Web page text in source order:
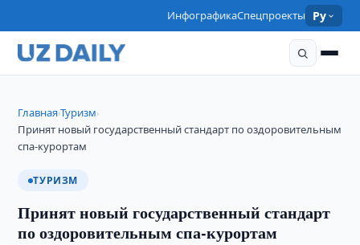
ИнфографикаСпецпроекты Ру
Главная›Туризм›
Принят новый государственный стандарт по оздоровительным
спа-курортам
ТУРИЗМ
Принят новый государственный стандарт
по оздоровительным спа-курортам